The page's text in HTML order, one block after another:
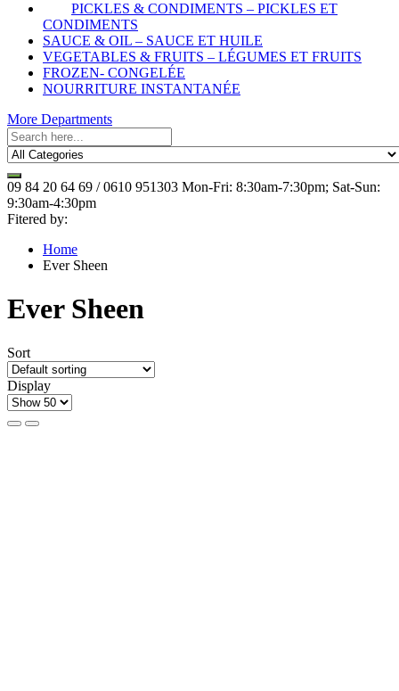
PICKLES & CONDIMENTS – PICKLES ET
CONDIMENTS
SAUCE & OIL – SAUCE ET HUILE
VEGETABLES & FRUITS – LÉGUMES ET FRUITS
FROZEN- CONGELÉE
NOURRITURE INSTANTANÉE
More Departments
09 84 20 64 69 / 0610 951303 Mon-Fri: 8:30am-7:30pm; Sat-Sun:
9:30am-4:30pm
Fitered by:
Home
Ever Sheen
Ever Sheen
Sort
Display